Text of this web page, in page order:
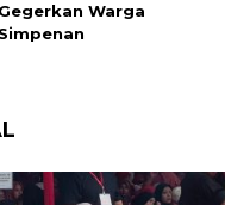
Gegerkan Warga
Simpenan